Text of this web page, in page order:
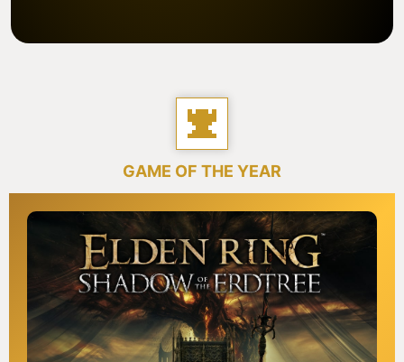
GAME OF THE YEAR